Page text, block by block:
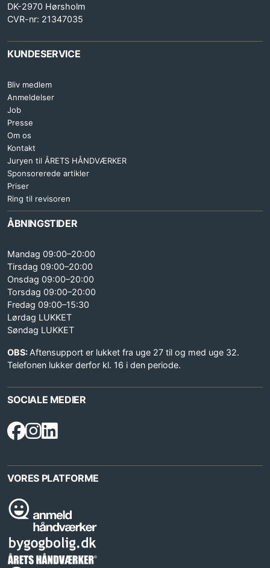
DK-2970 Hørsholm
CVR-nr: 21347035
KUNDESERVICE
Bliv medlem
Anmeldelser
Job
Presse
Om os
Kontakt
Juryen til ÅRETS HÅNDVÆRKER
Sponsorerede artikler
Priser
Ring til revisoren
ÅBNINGSTIDER
Mandag 09:00–20:00
Tirsdag 09:00–20:00
Onsdag 09:00–20:00
Torsdag 09:00–20:00
Fredag 09:00–15:30
Lørdag LUKKET
Søndag LUKKET
OBS: Aftensupport er lukket fra uge 27 til og med uge 32.
Telefonen lukker derfor kl. 16 i den periode.
SOCIALE MEDIER
VORES PLATFORME